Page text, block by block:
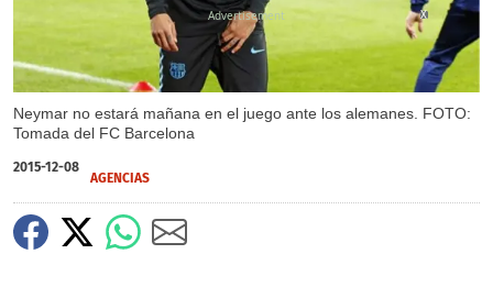
Neymar no estará mañana en el juego ante los alemanes. FOTO:
Tomada del FC Barcelona
X
2015-12-08
AGENCIAS